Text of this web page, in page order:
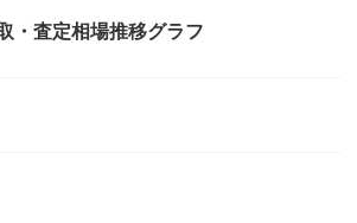
・査定相場推移グラフ